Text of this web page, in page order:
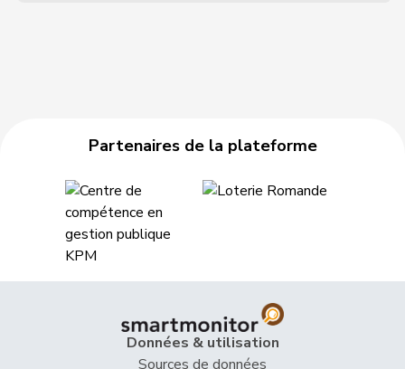
Partenaires de la plateforme
Données & utilisation
Sources de données